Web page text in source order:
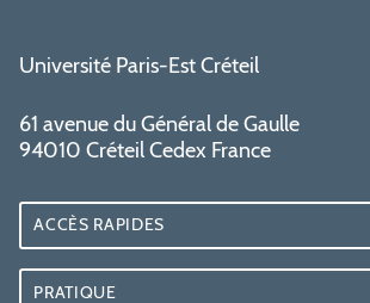
Université Paris-Est Créteil
61 avenue du Général de Gaulle
94010 Créteil Cedex France
ACCÈS RAPIDES
PRATIQUE